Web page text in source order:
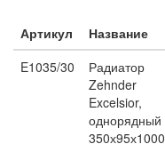
Артикул Название
E1035/30
Радиатор
Zehnder
Excelsior,
однорядный
350х95х1000